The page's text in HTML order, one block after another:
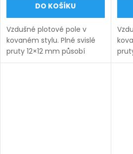
DO KOŠÍKU
Vzdušné plotové pole v
kovaném stylu. Plné svislé
pruty 12×12 mm působí
lehce a nadčasově.